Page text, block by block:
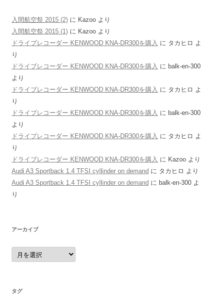
入間航空祭 2015 (2) に Kazoo より
入間航空祭 2015 (1) に Kazoo より
ドライブレコーダー KENWOOD KNA-DR300を購入 に タカヒロ よ
り
ドライブレコーダー KENWOOD KNA-DR300を購入 に balk-en-300
より
ドライブレコーダー KENWOOD KNA-DR300を購入 に タカヒロ よ
り
ドライブレコーダー KENWOOD KNA-DR300を購入 に balk-en-300
より
ドライブレコーダー KENWOOD KNA-DR300を購入 に タカヒロ よ
り
ドライブレコーダー KENWOOD KNA-DR300を購入 に Kazoo より
Audi A3 Sportback 1.4 TFSI cyllinder on demand に タカヒロ より
Audi A3 Sportback 1.4 TFSI cyllinder on demand に balk-en-300 よ
り
アーカイブ
ア
ー
カ
タグ